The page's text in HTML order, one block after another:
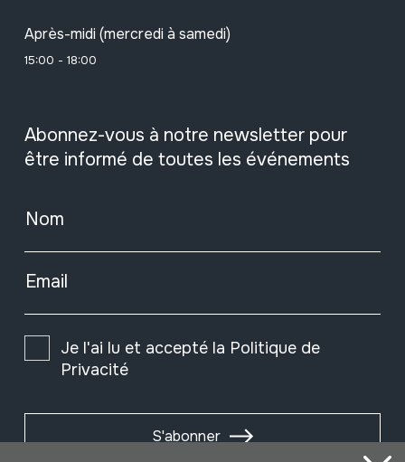
Après-midi (mercredi à samedi)
15:00 - 18:00
Abonnez-vous à notre newsletter pour
être informé de toutes les événements
Nom
Email
Je l'ai lu et accepté la Politique de
Privacité
S'abonner